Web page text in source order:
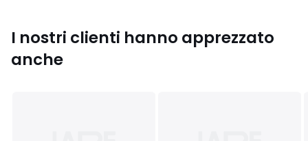
Taglia taglia unica
Download
I nostri clienti hanno apprezzato
anche